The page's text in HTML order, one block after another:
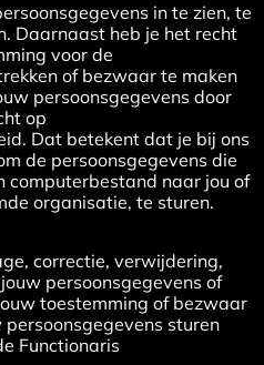
in te zien, te
Daarnaast heb je het recht
voor de
of bezwaar te maken
persoonsgegevens door
op
Dat betekent dat je bij ons
de persoonsgegevens die
computerbestand naar jou of
organisatie, te sturen.
correctie, verwijdering,
persoonsgegevens of
toestemming of bezwaar
sturen
Functionaris